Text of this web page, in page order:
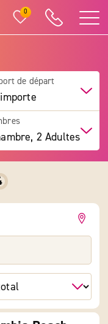
0
de départ
2 Adultes